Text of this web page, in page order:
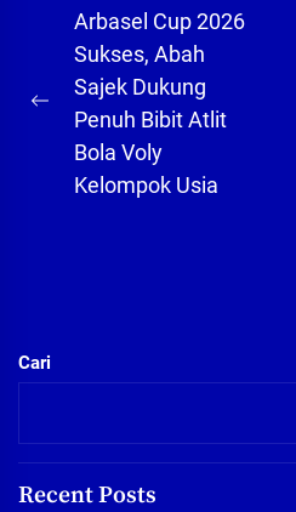
Navigasi
pos
Previous
post:
Arbasel Cup 2026
Sukses, Abah
Sajek Dukung
Penuh Bibit Atlit
Bola Voly
Kelompok Usia
Cari
Recent Posts